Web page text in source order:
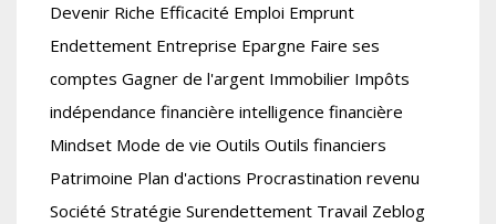
Devenir Riche Efficacité Emploi Emprunt
Endettement Entreprise Epargne Faire ses
comptes Gagner de l'argent Immobilier Impôts
indépendance financière intelligence financière
Mindset Mode de vie Outils Outils financiers
Patrimoine Plan d'actions Procrastination revenu
Société Stratégie Surendettement Travail Zeblog